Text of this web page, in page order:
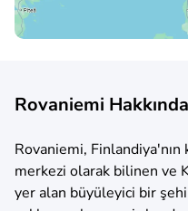
Rovaniemi Hakkında
Rovaniemi,
merkezi olarak bilinen ve
yer alan büyüleyici bir